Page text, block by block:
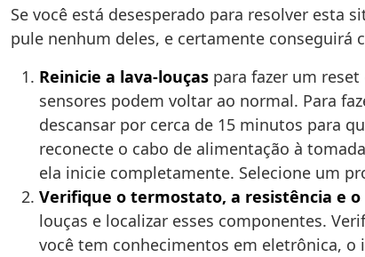
Se você está desesperado para resolver esta
pule nenhum deles, e certamente conseguirá
Reinicie a lava-louças para fazer um
sensores podem voltar ao normal. Para
descansar por cerca de 15 minutos para
reconecte o cabo de alimentação à
ela inicie completamente. Selecione um
Verifique o termostato, a resistência e
louças e localizar esses componentes.
você tem conhecimentos em eletrônica,